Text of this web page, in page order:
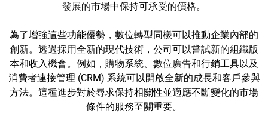
發展的市場中保持可承受的價格。
為了增強這些功能優勢，數位轉型同樣可以推動企業內部的
創新。透過採用全新的現代技術，公司可以嘗試新的組織版
本和收入機會。例如，購物系統、數位廣告和行銷工具以及
消費者連接管理 (CRM) 系統可以開啟全新的成長和客戶參與
方法。這種進步對於尋求保持相關性並適應不斷變化的市場
條件的服務至關重要。